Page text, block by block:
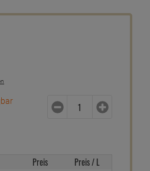
Preis Preis / L